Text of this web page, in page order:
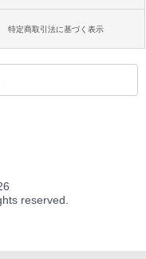
特定商取引法に基づく表示
reserved.